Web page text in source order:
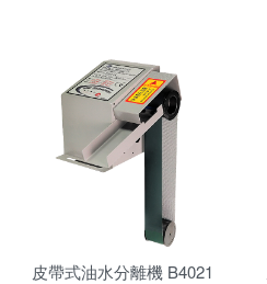
皮帶式油水分離機 B4021